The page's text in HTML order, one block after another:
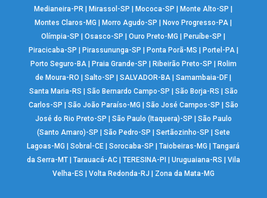
Medianeira-PR |Mirassol-SP |Mococa-SP |Monte Alto-SP |
Montes Claros-MG |Morro Agudo-SP |Novo Progresso-PA |
Olímpia-SP |Osasco-SP |Ouro Preto-MG |Peruíbe-SP |
Piracicaba-SP | Pirassununga-SP | Ponta Porã-MS | Portel-PA|
Porto Seguro-BA| Praia Grande-SP | Ribeirão Preto-SP | Rolim
de Moura-RO |Salto-SP |SALVADOR-BA |Samambaia-DF |
Santa Maria-RS | São Bernardo Campo-SP | São Borja-RS | São
Carlos-SP | São João Paraíso-MG | São José Campos-SP | São
José do Rio Preto-SP | São Paulo (Itaquera)-SP | São Paulo
(Santo Amaro)-SP | São Pedro-SP | Sertãozinho-SP | Sete
Lagoas-MG |Sobral-CE |Sorocaba-SP |Taiobeiras-MG |Tangará
da Serra-MT| Tarauacá-AC| TERESINA-PI | Uruguaiana-RS | Vila
Velha-ES | Volta Redonda-RJ | Zona da Mata-MG